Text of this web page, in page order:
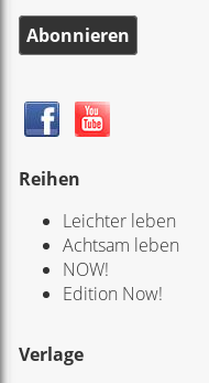
Abonnieren
Reihen
Leichter leben
Achtsam leben
NOW!
Edition Now!
Verlage